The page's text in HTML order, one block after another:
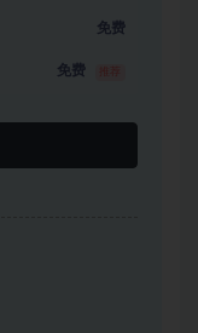
免费
免费